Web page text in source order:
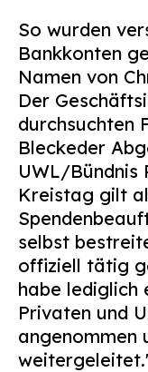
So wurden
Bankkonten
Namen von
Der
durchsuchten
Bleckeder
UWL/Bündnis
Kreistag gilt
selbst
offiziell tätig
habe lediglich
Privaten und
angenommen